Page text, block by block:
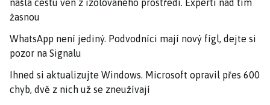
našla cestu ven z izolovaného prostředí. Experti nad tím
žasnou
WhatsApp není jediný. Podvodníci mají nový fígl, dejte si
pozor na Signalu
Ihned si aktualizujte Windows. Microsoft opravil přes 600
chyb, dvě z nich už se zneužívají